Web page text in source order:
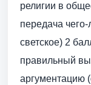
религии в
передача
светское) 2
правильный
аргументацию